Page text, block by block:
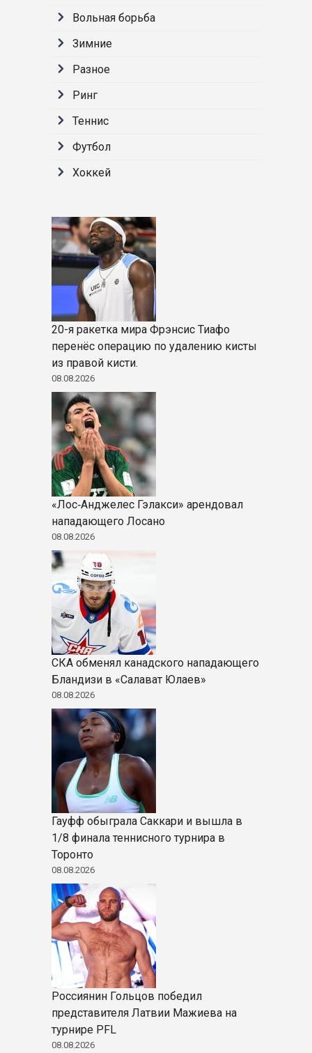
Вольная борьба
Зимние
Разное
Ринг
Теннис
Футбол
Хоккей
20-я ракетка мира Фрэнсис Тиафо
перенёс операцию по удалению кисты
из правой кисти.
08.08.2026
«Лос‑Анджелес Гэлакси» арендовал
нападающего Лосано
08.08.2026
СКА обменял канадского нападающего
Бландизи в «Салават Юлаев»
08.08.2026
Гауфф обыграла Саккари и вышла в
1/8 финала теннисного турнира в
Торонто
08.08.2026
Россиянин Гольцов победил
представителя Латвии Мажиева на
турнире PFL
08.08.2026